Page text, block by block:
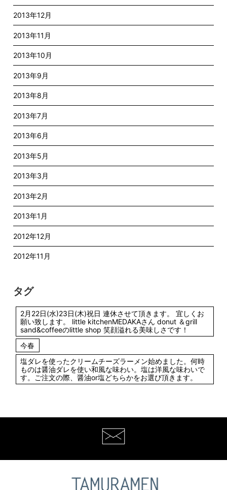
2013年12月
2013年11月
2013年10月
2013年9月
2013年8月
2013年7月
2013年6月
2013年5月
2013年3月
2013年2月
2013年1月
2012年12月
2012年11月
タグ
2月22日(水)23日(木)祝日 連休させて頂きます。 宜しくお
願い致します。 little kitchenMEDAKAさん donut ＆grill
sand&coffeeのlittle shop 笑顔溢れる美味しさです！
今春
塩ダレを使ったクリームチーズラーメン始めました。何時
ものは醤油ダレを使い和風な味わい。塩は洋風な味わいで
す。ご注文の際、醤油or塩どちらかをお選び頂きます。